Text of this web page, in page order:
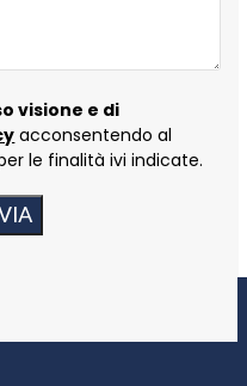
visione e di
acconsentendo al
le finalità ivi indicate.